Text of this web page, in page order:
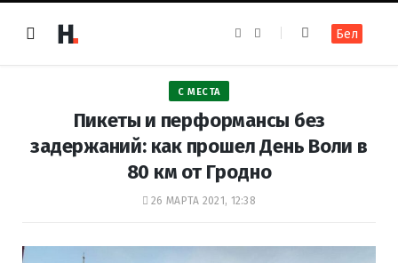
e
k
t
a
m
Бел
С МЕСТА
Пикеты и перформансы без
задержаний: как прошел День Воли в
80 км от Гродно
26 МАРТА 2021, 12:38